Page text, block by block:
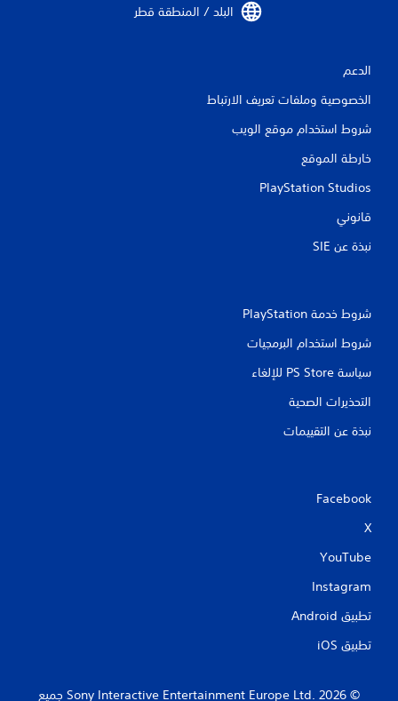
البلد / المنطقة قطر‏
الدعم
الخصوصية وملفات تعريف الارتباط
شروط استخدام موقع الويب
خارطة الموقع
PlayStation Studios
قانوني
نبذة عن SIE‏
شروط خدمة PlayStation‏
شروط استخدام البرمجيات
سياسة PS Store للإلغاء
التحذيرات الصحية
نبذة عن التقييمات
Facebook
X
YouTube
Instagram
تطبيق Android‏
تطبيق iOS‏
‏© 2026 Sony Interactive Entertainment Europe Ltd.‎ جميع